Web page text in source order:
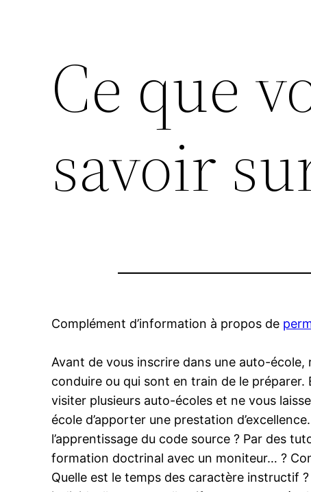
Ce que
savoir
Complément d’information à propos de
Avant de vous inscrire dans une auto-
conduire ou qui sont en train de le
visiter plusieurs auto-écoles et ne vous
école d’apporter une prestation
l’apprentissage du code source ? Par des
formation doctrinal avec un moniteur… ?
Quelle est le temps des caractère instructif